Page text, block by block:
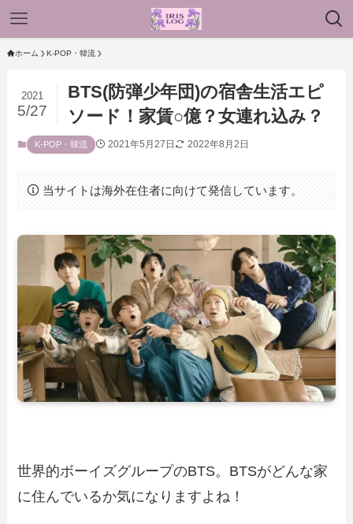
ホーム K-POP・韓流
BTS(防弾少年団)の宿舎生活エピ
ソード！家賃○億？女連れ込み？
2021
5/27
K-POP・韓流 2021年5月27日 2022年8月2日
当サイトは海外在住者に向けて発信しています。
世界的ボーイズグループのBTS。BTSがどんな家
に住んでいるか気になりますよね！